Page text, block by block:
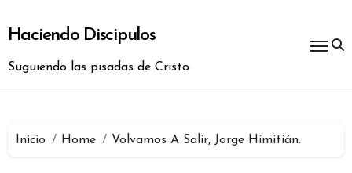
contenido
Haciendo Discipulos
Suguiendo las pisadas de Cristo
Inicio Home Volvamos A Salir, Jorge Himitián.